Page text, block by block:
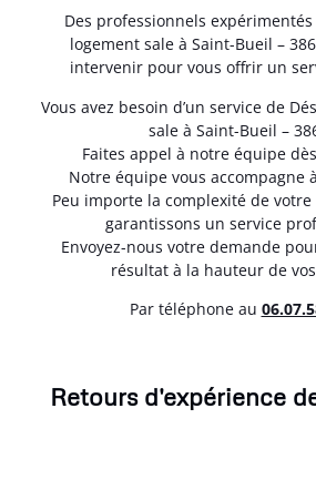
Des professionnels
logement sale à Saint-Bueil –
intervenir pour vous offrir un
Vous avez besoin d’un service de
sale à Saint-Bueil –
Faites appel à notre équipe
Notre équipe vous accompagne
Peu importe la complexité de
garantissons un service
Envoyez-nous votre demande
résultat à la hauteur de
Par téléphone au
Retours d'expérience